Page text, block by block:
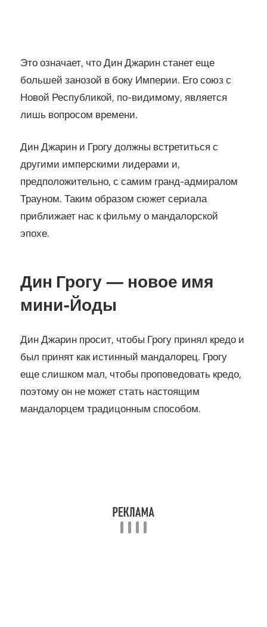
Это означает, что Дин Джарин станет еще
большей занозой в боку Империи. Его союз с
Новой Республикой, по-видимому, является
лишь вопросом времени.
Дин Джарин и Грогу должны встретиться с
другими имперскими лидерами и,
предположительно, с самим гранд-адмиралом
Трауном. Таким образом сюжет сериала
приближает нас к фильму о мандалорской
эпохе.
Дин Грогу — новое имя
мини-Йоды
Дин Джарин просит, чтобы Грогу принял кредо и
был принят как истинный мандалорец. Грогу
еще слишком мал, чтобы проповедовать кредо,
поэтому он не может стать настоящим
мандалорцем традицонным способом.